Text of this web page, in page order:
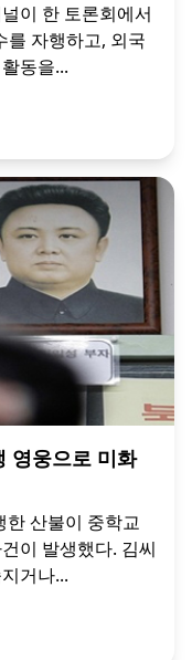
이 한 토론회에서
를 자행하고, 외국
동을...
영웅으로 미화
한 산불이 중학교
이 발생했다. 김씨
거나...